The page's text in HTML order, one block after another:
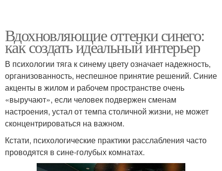
Вдохновляющие оттенки синего:
как создать идеальный интерьер
В психологии тяга к синему цвету означает надежность,
организованность, неспешное принятие решений. Синие
акценты в жилом и рабочем пространстве очень
«выручают», если человек подвержен сменам
настроения, устал от темпа столичной жизни, не может
сконцентрироваться на важном.
Кстати, психологические практики расслабления часто
проводятся в сине-голубых комнатах.